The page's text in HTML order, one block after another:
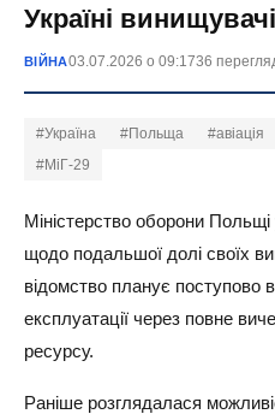
Україні
ВІЙНА03.07.2026 о 09:1736
#Україна #Польща #авіація
#МіГ-29
Міністерство оборони
щодо подальшої долі своїх
відомство планує поступово
експлуатації через повне
ресурсу.
Раніше розглядалася